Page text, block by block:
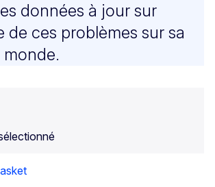
données à jour sur
de ces problèmes sur sa